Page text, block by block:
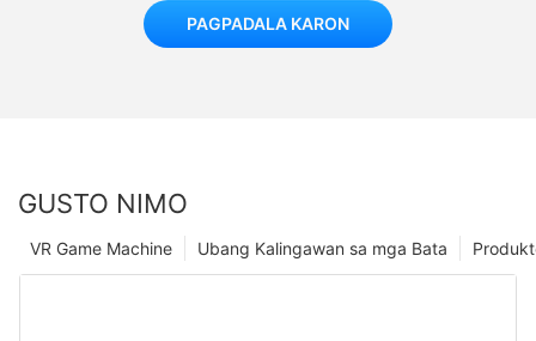
PAGPADALA KARON
GUSTO NIMO
Ubang Kalingawan sa mga Bata
VR Game Machine